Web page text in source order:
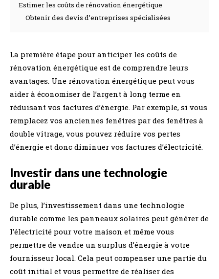
Estimer les coûts de rénovation énergétique
Obtenir des devis d’entreprises spécialisées
La première étape pour anticiper les coûts de
rénovation énergétique est de comprendre leurs
avantages. Une rénovation énergétique peut vous
aider à économiser de l’argent à long terme en
réduisant vos factures d’énergie. Par exemple, si vous
remplacez vos anciennes fenêtres par des fenêtres à
double vitrage, vous pouvez réduire vos pertes
d’énergie et donc diminuer vos factures d’électricité.
Investir dans une technologie
durable
De plus, l’investissement dans une technologie
durable comme les panneaux solaires peut générer de
l’électricité pour votre maison et même vous
permettre de vendre un surplus d’énergie à votre
fournisseur local. Cela peut compenser une partie du
coût initial et vous permettre de réaliser des